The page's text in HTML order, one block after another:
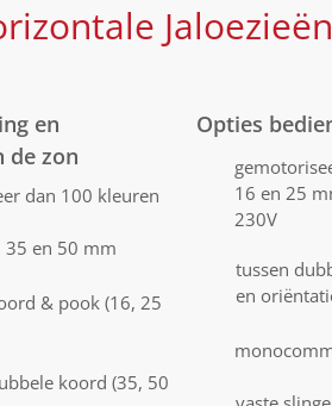
Jaloezieën
en
de zon
dan 100 kleuren
35 en 50 mm
& pook (16, 25
koord (35, 50
Opties
16 en 25
230V
tussen
en